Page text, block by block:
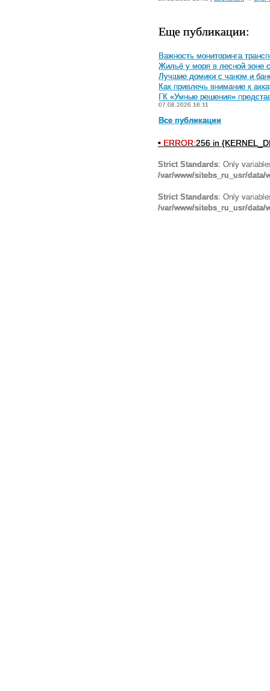
Еще публикации:
Важность мониторинга
Жильё у моря в лесной зоне
Лучшие домики с чаном и
Как привлечь внимание к
ГК «Умные решения»
07.08.2026 18:11
Все публикации
• ERROR:256 in
Strict Standards: Only
/var/www/sitebs_ru_usr/
Strict Standards: Only
/var/www/sitebs_ru_usr/